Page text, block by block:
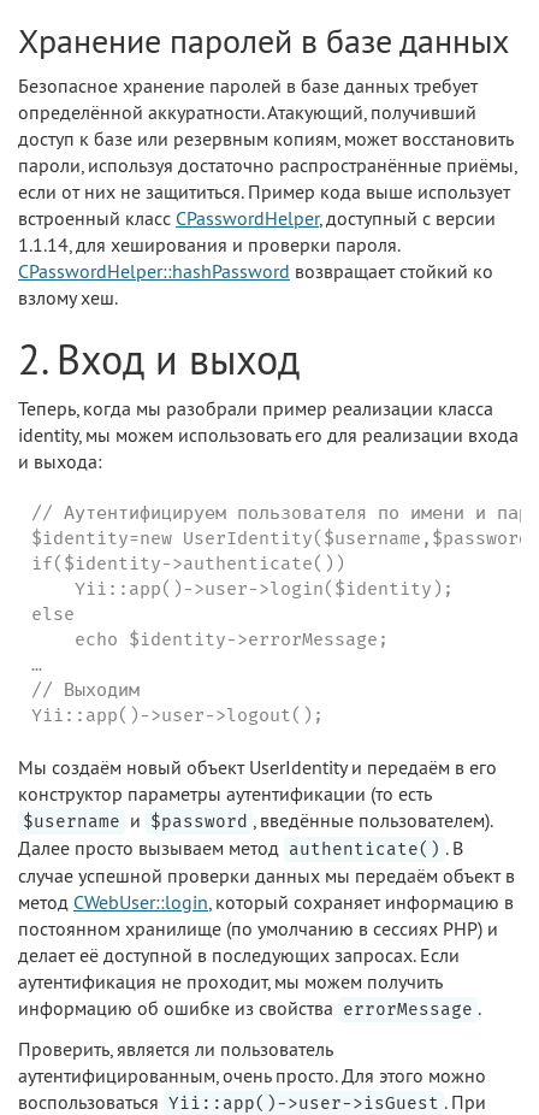
Хранение паролей в базе данных
Безопасное хранение паролей в базе данных требует
определённой аккуратности. Атакующий, получивший
доступ к базе или резервным копиям, может восстановить
пароли, используя достаточно распространённые приёмы,
если от них не защититься. Пример кода выше использует
встроенный класс CPasswordHelper, доступный с версии
1.1.14, для хеширования и проверки пароля.
CPasswordHelper::hashPassword возвращает стойкий ко
взлому хеш.
2. Вход и выход
Теперь, когда мы разобрали пример реализации класса
identity, мы можем использовать его для реализации входа
и выхода:
// Аутентифицируем пользователя по имени и
$identity=new
if($identity->authenticate())
    Yii::app()->user->login($identity);
else
    echo $identity->errorMessage;
…
// Выходим
Yii::app()->user->logout();
Мы создаём новый объект UserIdentity и передаём в его
конструктор параметры аутентификации (то есть
$username и $password , введённые пользователем).
Далее просто вызываем метод authenticate() . В
случае успешной проверки данных мы передаём объект в
метод CWebUser::login, который сохраняет информацию в
постоянном хранилище (по умолчанию в сессиях PHP) и
делает её доступной в последующих запросах. Если
аутентификация не проходит, мы можем получить
информацию об ошибке из свойства errorMessage .
Проверить, является ли пользователь
аутентифицированным, очень просто. Для этого можно
воспользоваться Yii::app()->user->isGuest . При